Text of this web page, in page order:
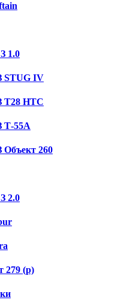
1.0
STUG IV
T28 HTC
Т-55А
260
2.0
279 (р)